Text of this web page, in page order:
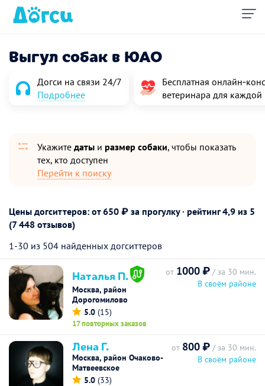
Выгул собак в ЮАО
Догси на связи 24/7
Подробнее
Бесплатная
ветеринара для
Укажите даты и размер собаки, чтобы показать
тех, кто доступен
Перейти к поиску
Цены догситтеров: от 650 ₽ за прогулку · рейтинг4,9 из 5
(7 448 отзывов)
1-30 из 504 найденных догситтеров
Наталья П.
Москва, район
Дорогомилово
5.0 (15)
17 повторных заказов
от 1000 ₽ / за 30 мин.
В своём районе
Лена Г.
Москва, район Очаково-
Матвеевское
5.0 (33)
от 800 ₽ / за 30 мин.
В своём районе